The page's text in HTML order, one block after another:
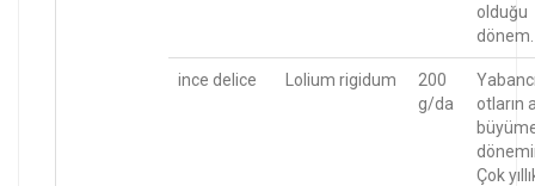
olduğu
dönem.
ince delice Lolium rigidum
200
g/da
otların
Çok